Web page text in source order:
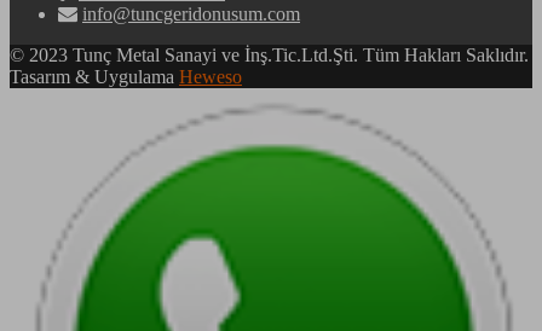
info@tuncgeridonusum.com
© 2023 Tunç Metal Sanayi ve İnş.Tic.Ltd.Şti. Tüm Hakları Saklıdır.
Tasarım & Uygulama Heweso